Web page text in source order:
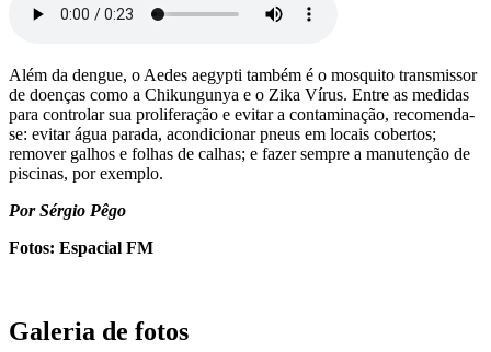
Além da dengue, o Aedes aegypti também é o mosquito transmissor
de doenças como a Chikungunya e o Zika Vírus. Entre as medidas
para controlar sua proliferação e evitar a contaminação, recomenda-
se: evitar água parada, acondicionar pneus em locais cobertos;
remover galhos e folhas de calhas; e fazer sempre a manutenção de
piscinas, por exemplo.
Por Sérgio Pêgo
Fotos: Espacial FM
Galeria de fotos